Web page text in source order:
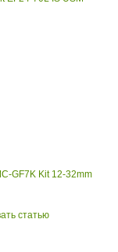
GF7K Kit 12-32mm
статью